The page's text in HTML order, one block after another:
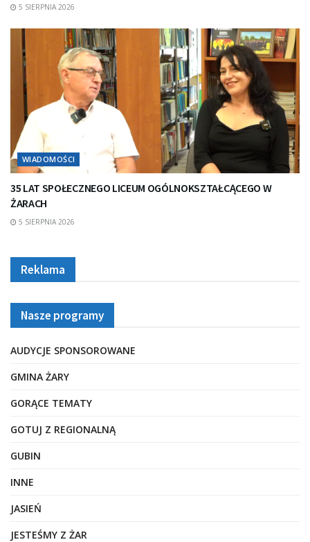
5 SIERPNIA 2026
WIADOMOŚCI
35 LAT SPOŁECZNEGO LICEUM OGÓLNOKSZTAŁCĄCEGO W
ŻARACH
5 SIERPNIA 2026
Reklama
Nasze programy
AUDYCJE SPONSOROWANE
GMINA ŻARY
GORĄCE TEMATY
GOTUJ Z REGIONALNĄ
GUBIN
INNE
JASIEŃ
JESTEŚMY Z ŻAR